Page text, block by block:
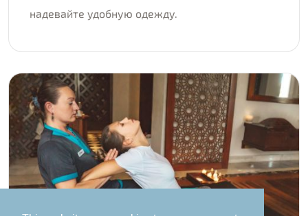
надевайте удобную одежду.